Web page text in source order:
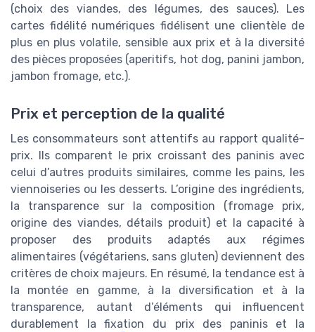
(choix des viandes, des légumes, des sauces). Les
cartes fidélité numériques fidélisent une clientèle de
plus en plus volatile, sensible aux prix et à la diversité
des pièces proposées (aperitifs, hot dog, panini jambon,
jambon fromage, etc.).
Prix et perception de la qualité
Les consommateurs sont attentifs au rapport qualité-
prix. Ils comparent le prix croissant des paninis avec
celui d’autres produits similaires, comme les pains, les
viennoiseries ou les desserts. L’origine des ingrédients,
la transparence sur la composition (fromage prix,
origine des viandes, détails produit) et la capacité à
proposer des produits adaptés aux régimes
alimentaires (végétariens, sans gluten) deviennent des
critères de choix majeurs. En résumé, la tendance est à
la montée en gamme, à la diversification et à la
transparence, autant d’éléments qui influencent
durablement la fixation du prix des paninis et la